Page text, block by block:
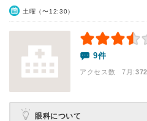
土曜（〜12:30）
9件
アクセス数 7月:372
眼科について